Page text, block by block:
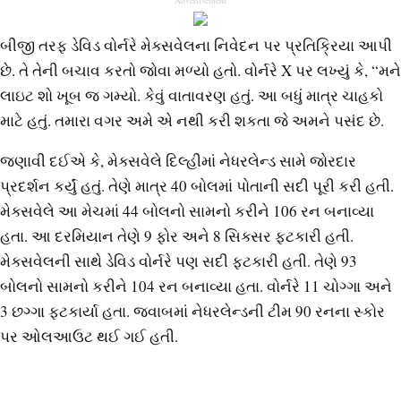
બીજી તરફ ડેવિડ વોર્નરે મેક્સવેલના નિવેદન પર પ્રતિક્રિયા આપી
છે. તે તેની બચાવ કરતો જોવા મળ્યો હતો. વોર્નરે X પર લખ્યું કે, “મને
લાઇટ શો ખૂબ જ ગમ્યો. કેવું વાતાવરણ હતું. આ બધું માત્ર ચાહકો
માટે હતું. તમારા વગર અમે એ નથી કરી શકતા જે અમને પસંદ છે.
જણાવી દઈએ કે, મેક્સવેલે દિલ્હીમાં નેધરલેન્ડ સામે જોરદાર
પ્રદર્શન કર્યું હતું. તેણે માત્ર 40 બોલમાં પોતાની સદી પૂરી કરી હતી.
મેક્સવેલે આ મેચમાં 44 બોલનો સામનો કરીને 106 રન બનાવ્યા
હતા. આ દરમિયાન તેણે 9 ફોર અને 8 સિક્સર ફટકારી હતી.
મેક્સવેલની સાથે ડેવિડ વોર્નરે પણ સદી ફટકારી હતી. તેણે 93
બોલનો સામનો કરીને 104 રન બનાવ્યા હતા. વોર્નરે 11 ચોગ્ગા અને
3 છગ્ગા ફટકાર્યા હતા. જવાબમાં નેધરલેન્ડની ટીમ 90 રનના સ્કોર
પર ઓલઆઉટ થઈ ગઈ હતી.